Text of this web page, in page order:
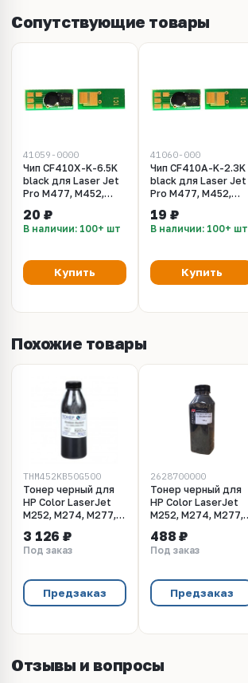
Сопутствующие товары
41059-0000
Чип CF410X-K-6.5K
black для Laser Jet
Pro M477, M452,
20 ₽
В наличии: 100+ шт
Купить
41060-000
Чип CF410A-K-2.3K
black для Laser Jet
Pro M477, M452,
19 ₽
В наличии: 100+ шт
Купить
Похожие товары
THM452KB50G500
Тонер черный для
HP Color LaserJet
M252, M274, M277,
500 г.
3 126 ₽
Под заказ
Предзаказ
2628700000
Тонер черный для
HP Color LaserJet
M252, M274, M277,
DingLong - 140 г.
488 ₽
Под заказ
Предзаказ
Отзывы и вопросы